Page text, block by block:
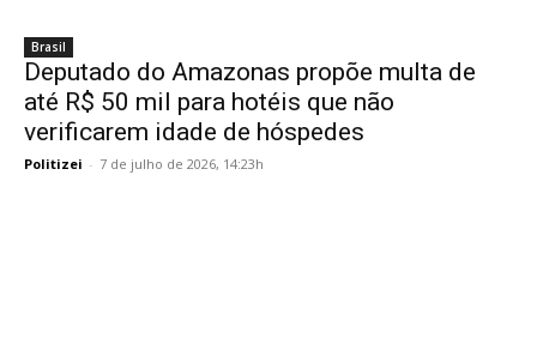
Brasil
Deputado do Amazonas propõe multa de
até R$ 50 mil para hotéis que não
verificarem idade de hóspedes
Politizei - 7 de julho de 2026, 14:23h